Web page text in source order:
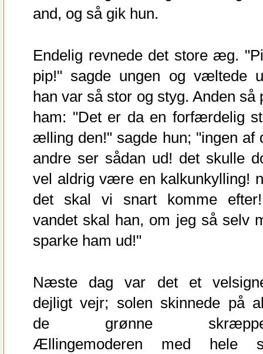
and, og så gik hun.
Endelig revnede det store æg.
pip!" sagde ungen og væltede
han var så stor og styg. Anden så
ham: "Det er da en forfærdelig
ælling den!" sagde hun; "ingen af
andre ser sådan ud! det skulle
vel aldrig være en kalkunkylling!
det skal vi snart komme
vandet skal han, om jeg så selv
sparke ham ud!"
Næste dag var det et
dejligt vejr; solen skinnede på
de grønne
Ællingemoderen med hele